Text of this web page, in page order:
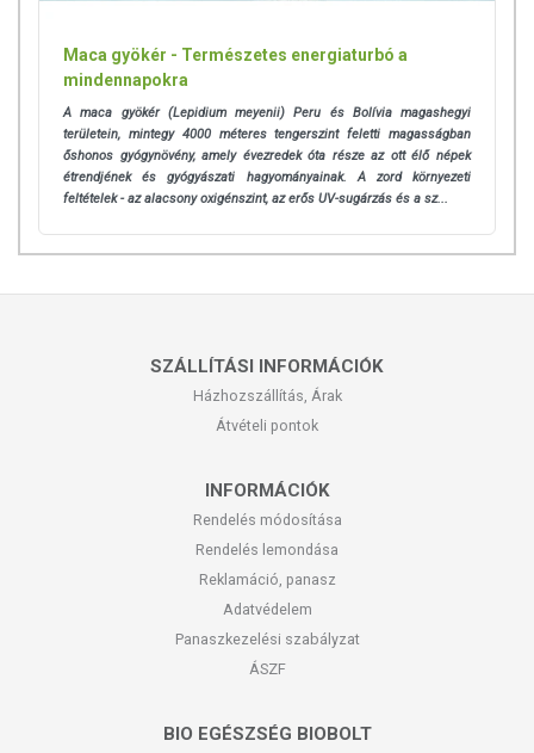
Maca gyökér - Természetes energiaturbó a
mindennapokra
A maca gyökér (Lepidium meyenii) Peru és Bolívia magashegyi
területein, mintegy 4000 méteres tengerszint feletti magasságban
őshonos gyógynövény, amely évezredek óta része az ott élő népek
étrendjének és gyógyászati hagyományainak. A zord környezeti
feltételek - az alacsony oxigénszint, az erős UV-sugárzás és a sz...
SZÁLLÍTÁSI INFORMÁCIÓK
Házhozszállítás, Árak
Átvételi pontok
INFORMÁCIÓK
Rendelés módosítása
Rendelés lemondása
Reklamáció, panasz
Adatvédelem
Panaszkezelési szabályzat
ÁSZF
BIO EGÉSZSÉG BIOBOLT